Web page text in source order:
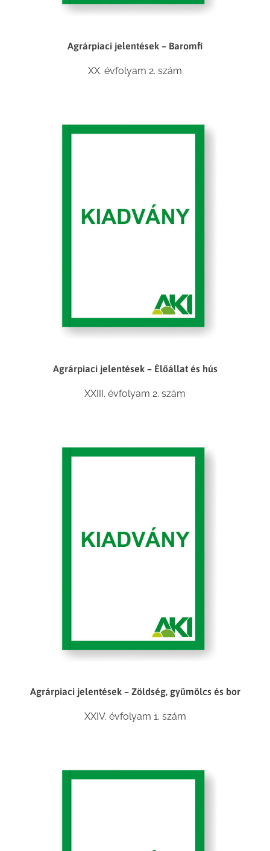
Agrárpiaci jelentések – Baromfi
XX. évfolyam 2. szám
Agrárpiaci jelentések – Élőállat és hús
XXIII. évfolyam 2. szám
Agrárpiaci jelentések – Zöldség, gyümölcs és bor
XXIV. évfolyam 1. szám